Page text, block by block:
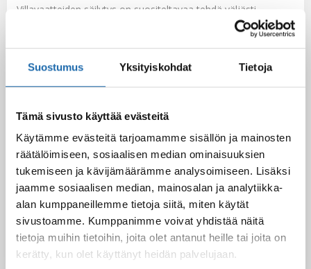
Suostumus Yksityiskohdat Tietoja
Tämä sivusto käyttää evästeitä
Käytämme evästeitä tarjoamamme sisällön ja mainosten
räätälöimiseen, sosiaalisen median ominaisuuksien
tukemiseen ja kävijämäärämme analysoimiseen. Lisäksi
jaamme sosiaalisen median, mainosalan ja analytiikka-
alan kumppaneillemme tietoja siitä, miten käytät
sivustoamme. Kumppanimme voivat yhdistää näitä
tietoja muihin tietoihin, joita olet antanut heille tai joita on
kerätty, kun olet käyttänyt heidän palvelujaan.
Villavaatteiden säilytys on suositeltavaa tehdä väljästi
laskostettuna. Villavaatetta ei ole suositeltavaa ripustaa
venyä/menettää muotonsa. Lisäksi säännöllinen
tuulettaminen on tärkeä osa villavaatteiden hoitoa. Vaate
Facebook Pinterest
Twitter LinkedIn
Gennady